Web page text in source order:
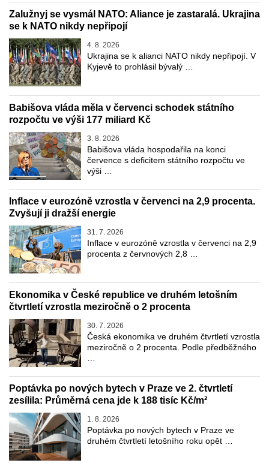
Zalužnyj se vysmál NATO: Aliance je zastaralá. Ukrajina
se k NATO nikdy nepřipojí
4. 8. 2026
Ukrajina se k alianci NATO nikdy nepřipojí. V
Kyjevě to prohlásil bývalý …
Babišova vláda měla v červenci schodek státního
rozpočtu ve výši 177 miliard Kč
3. 8. 2026
Babišova vláda hospodařila na konci
července s deficitem státního rozpočtu ve
výši …
Inflace v eurozóně vzrostla v červenci na 2,9 procenta.
Zvyšují ji dražší energie
31. 7. 2026
Inflace v eurozóně vzrostla v červenci na 2,9
procenta z červnových 2,8 …
Ekonomika v České republice ve druhém letošním
čtvrtletí vzrostla meziročně o 2 procenta
30. 7. 2026
Česká ekonomika ve druhém čtvrtletí vzrostla
meziročně o 2 procenta. Podle předběžného
Poptávka po nových bytech v Praze ve 2. čtvrtletí
zesílila: Průměrná cena jde k 188 tisíc Kč/m²
1. 8. 2026
Poptávka po nových bytech v Praze ve
druhém čtvrtletí letošního roku opět …